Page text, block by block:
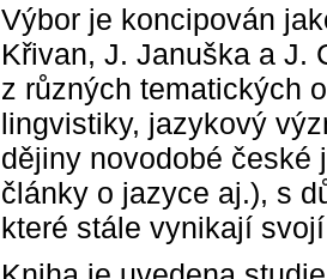
Výbor je koncipován
Křivan, J. Januška a J.
z různých tematických
lingvistiky, jazykový
dějiny novodobé české
články o jazyce aj.), s
které stále vynikají